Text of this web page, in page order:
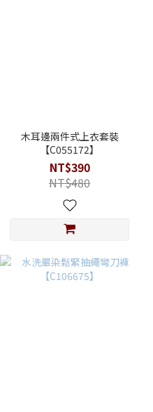
木耳邊兩件式上衣套裝
【C055172】
NT$390
NT$480